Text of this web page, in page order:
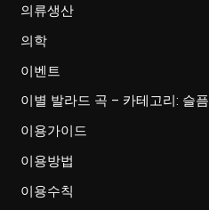
의류생산
의학
이벤트
이별 발라드 곡 – 카테고리: 슬픔
이용가이드
이용방법
이용수칙